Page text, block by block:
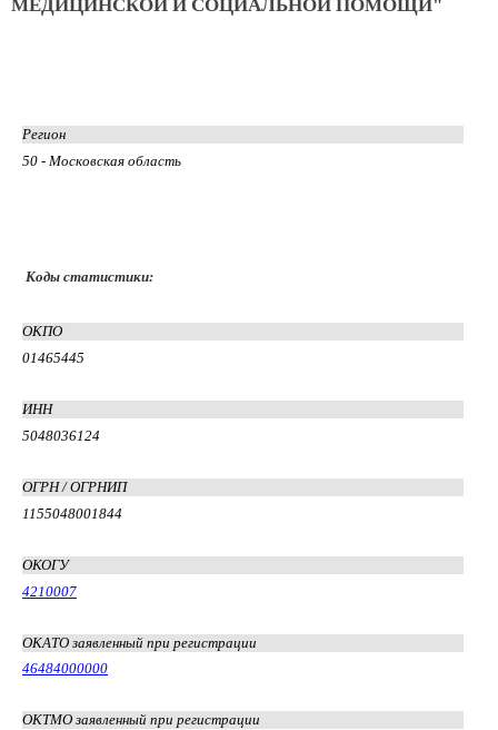
МЕДИЦИНСКОЙ И СОЦИАЛЬНОЙ ПОМОЩИ"
Регион
50 - Московская область
Коды статистики:
ОКПО
01465445
ИНН
5048036124
ОГРН / ОГРНИП
1155048001844
ОКОГУ
4210007
ОКАТО заявленный при регистрации
46484000000
ОКТМО заявленный при регистрации